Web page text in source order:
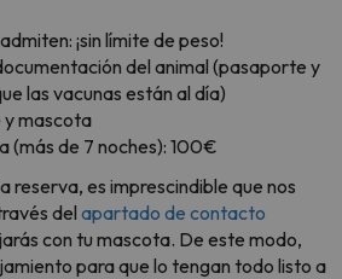
¡sin límite de peso!
del animal (pasaporte y
las vacunas están al día)
y mascota
(más de 7 noches): 100€
reserva, es imprescindible que nos
del apartado de contacto
con tu mascota. De este modo,
para que lo tengan todo listo a